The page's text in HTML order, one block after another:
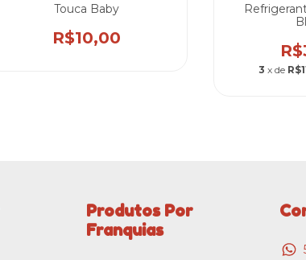
Touca Baby
R$10,00
3 x de
Produtos Por
Franquias